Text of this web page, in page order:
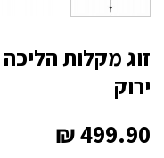
ירוק
₪499.90